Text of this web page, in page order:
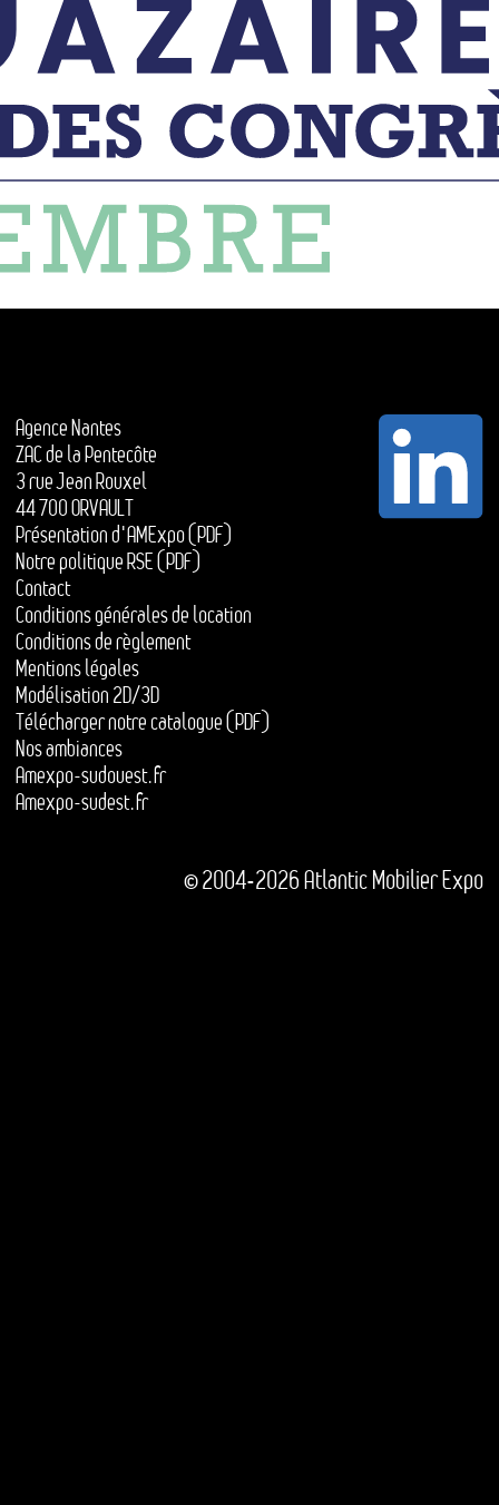
Agence Nantes
ZAC de la Pentecôte
3 rue Jean Rouxel
44 700 ORVAULT
Présentation d'AMExpo (PDF)
Notre politique RSE (PDF)
Contact
Conditions générales de location
Conditions de règlement
Mentions légales
Modélisation 2D/3D
Télécharger notre catalogue (PDF)
Nos ambiances
Amexpo-sudouest.fr
Amexpo-sudest.fr
© 2004-2026 Atlantic Mobilier Expo